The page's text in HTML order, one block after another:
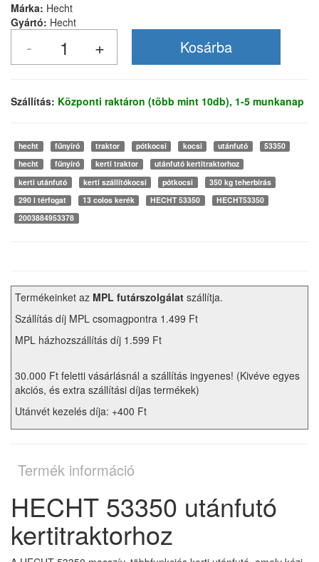
Márka: Hecht
Gyártó: Hecht
Szállítás: Központi raktáron (több mint 10db), 1-5 munkanap
hecht fűnyíró traktor pótkocsi kocsi utánfutó
53350
hecht
fűnyíró kerti traktor
utánfutó kertitraktorhoz
kerti utánfutó
kerti szállítókocsi pótkocsi
350 kg teherbírás
290 l térfogat
13 colos kerék HECHT 53350
HECHT53350
2003884953378
Termékeinket az MPL futárszolgálat szállítja.
Szállítás díj MPL csomagpontra 1.499 Ft
MPL házhozszállítás díj 1.599 Ft
30.000 Ft feletti vásárlásnál a szállítás ingyenes! (Kivéve egyes
akciós, és extra szállítási díjas termékek)
Utánvét kezelés díja: +400 Ft
Termék információ
HECHT 53350 utánfutó
kertitraktorhoz